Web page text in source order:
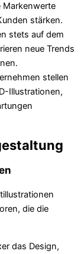
Markenwerte
stärken.
stets auf dem
neue Trends
stellen
Illustrationen,
die die
das Design,